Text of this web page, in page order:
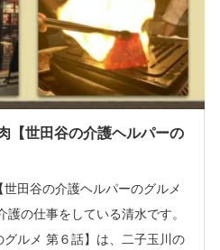
【世田谷の介護ヘルパーの
田谷の介護ヘルパーのグルメ
の仕事をしている清水です。
グルメ 第６話】は、二子玉川の